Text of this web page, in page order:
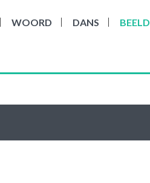
WOORD DANS BEELD